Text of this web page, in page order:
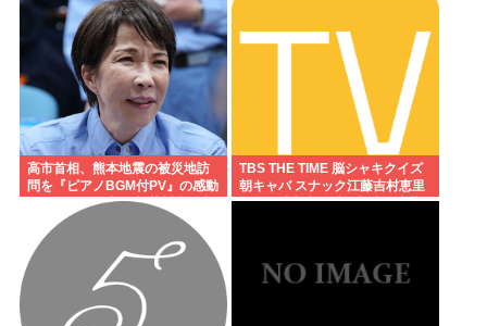
高市首相、熊本地震の被災地訪
問を『ピアノBGM付PV』の感動
ポルノにして大炎上 芥川賞作家
ぶちぎれ「アホか！」
TBS THE TIME 脳シャキクイズ
朝キャバ スナック江藤吉村恵里
子多田成美安住紳一郎小沢光葵